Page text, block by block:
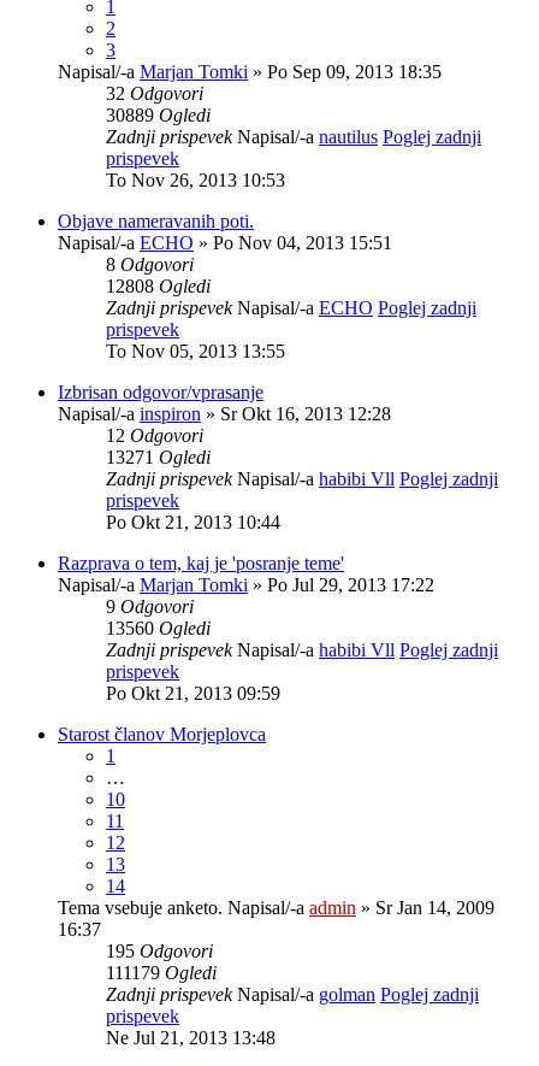
1
2
3
Napisal/-a Marjan Tomki » Po Sep 09, 2013 18:35
32 Odgovori
30889 Ogledi
Zadnji prispevekNapisal/-a nautilus Poglej zadnji
prispevek
To Nov 26, 2013 10:53
Objave nameravanih poti.
Napisal/-a ECHO » Po Nov 04, 2013 15:51
8 Odgovori
12808 Ogledi
Zadnji prispevekNapisal/-a ECHO Poglej zadnji
prispevek
To Nov 05, 2013 13:55
Izbrisan odgovor/vprasanje
Napisal/-a inspiron » Sr Okt 16, 2013 12:28
12 Odgovori
13271 Ogledi
Zadnji prispevekNapisal/-a habibi Vll Poglej zadnji
prispevek
Po Okt 21, 2013 10:44
Razprava o tem, kaj je 'posranje teme'
Napisal/-a Marjan Tomki » Po Jul 29, 2013 17:22
9 Odgovori
13560 Ogledi
Zadnji prispevekNapisal/-a habibi Vll Poglej zadnji
prispevek
Po Okt 21, 2013 09:59
Starost članov Morjeplovca
1
…
10
11
12
13
14
Tema vsebuje anketo. Napisal/-a admin » Sr Jan 14, 2009
16:37
195 Odgovori
111179 Ogledi
Zadnji prispevekNapisal/-a golman Poglej zadnji
prispevek
Ne Jul 21, 2013 13:48